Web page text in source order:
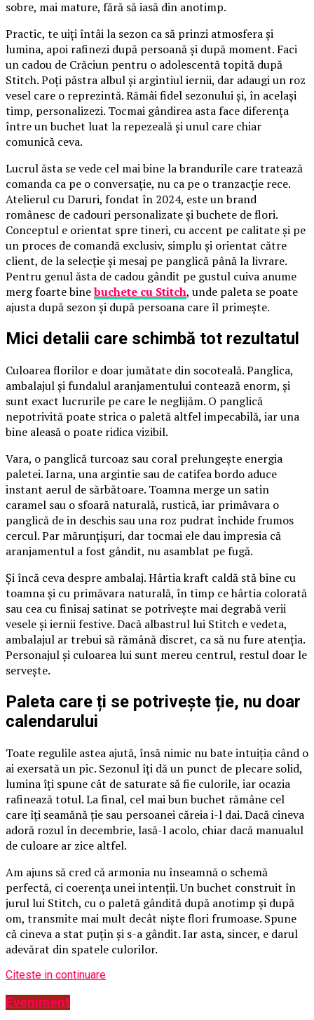
sobre, mai mature, fără să iasă din anotimp.
Practic, te uiți întâi la sezon ca să prinzi atmosfera și
lumina, apoi rafinezi după persoană și după moment. Faci
un cadou de Crăciun pentru o adolescentă topită după
Stitch. Poți păstra albul și argintiul iernii, dar adaugi un roz
vesel care o reprezintă. Rămâi fidel sezonului și, în același
timp, personalizezi. Tocmai gândirea asta face diferența
între un buchet luat la repezeală și unul care chiar
comunică ceva.
Lucrul ăsta se vede cel mai bine la brandurile care tratează
comanda ca pe o conversație, nu ca pe o tranzacție rece.
Atelierul cu Daruri, fondat în 2024, este un brand
românesc de cadouri personalizate și buchete de flori.
Conceptul e orientat spre tineri, cu accent pe calitate și pe
un proces de comandă exclusiv, simplu și orientat către
client, de la selecție și mesaj pe panglică până la livrare.
Pentru genul ăsta de cadou gândit pe gustul cuiva anume
merg foarte binebuchete cu Stitch, unde paleta se poate
ajusta după sezon și după persoana care îl primește.
Mici detalii care schimbă tot rezultatul
Culoarea florilor e doar jumătate din socoteală. Panglica,
ambalajul și fundalul aranjamentului contează enorm, și
sunt exact lucrurile pe care le neglijăm. O panglică
nepotrivită poate strica o paletă altfel impecabilă, iar una
bine aleasă o poate ridica vizibil.
Vara, o panglică turcoaz sau coral prelungește energia
paletei. Iarna, una argintie sau de catifea bordo aduce
instant aerul de sărbătoare. Toamna merge un satin
caramel sau o sfoară naturală, rustică, iar primăvara o
panglică de in deschis sau una roz pudrat închide frumos
cercul. Par mărunțișuri, dar tocmai ele dau impresia că
aranjamentul a fost gândit, nu asamblat pe fugă.
Și încă ceva despre ambalaj. Hârtia kraft caldă stă bine cu
toamna și cu primăvara naturală, în timp ce hârtia colorată
sau cea cu finisaj satinat se potrivește mai degrabă verii
vesele și iernii festive. Dacă albastrul lui Stitch e vedeta,
ambalajul ar trebui să rămână discret, ca să nu fure atenția.
Personajul și culoarea lui sunt mereu centrul, restul doar le
servește.
Paleta care ți se potrivește ție, nu doar
calendarului
Toate regulile astea ajută, însă nimic nu bate intuiția când o
ai exersată un pic. Sezonul îți dă un punct de plecare solid,
lumina îți spune cât de saturate să fie culorile, iar ocazia
rafinează totul. La final, cel mai bun buchet rămâne cel
care îți seamănă ție sau persoanei căreia i-l dai. Dacă cineva
adoră rozul în decembrie, lasă-l acolo, chiar dacă manualul
de culoare ar zice altfel.
Am ajuns să cred că armonia nu înseamnă o schemă
perfectă, ci coerența unei intenții. Un buchet construit în
jurul lui Stitch, cu o paletă gândită după anotimp și după
om, transmite mai mult decât niște flori frumoase. Spune
că cineva a stat puțin și s-a gândit. Iar asta, sincer, e darul
adevărat din spatele culorilor.
Citeste in continuare
Eveniment